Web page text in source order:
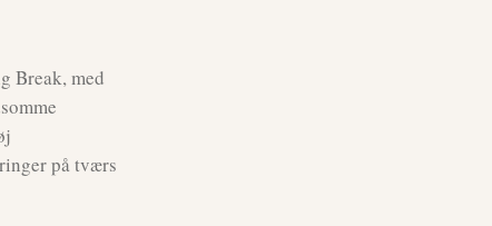
Break, med
på tværs